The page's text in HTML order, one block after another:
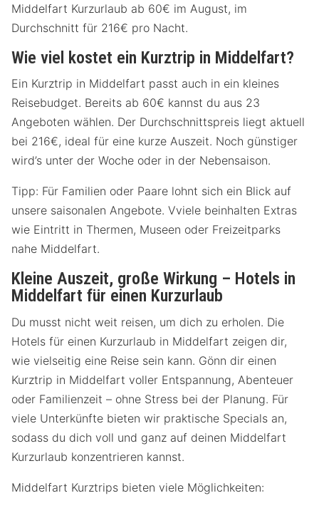
Middelfart Kurzurlaub ab 60€ im August, im
Durchschnitt für 216€ pro Nacht.
Wie viel kostet ein Kurztrip in Middelfart?
Ein Kurztrip in Middelfart passt auch in ein kleines
Reisebudget. Bereits ab 60€ kannst du aus 23
Angeboten wählen. Der Durchschnittspreis liegt aktuell
bei 216€, ideal für eine kurze Auszeit. Noch günstiger
wird’s unter der Woche oder in der Nebensaison.
Tipp: Für Familien oder Paare lohnt sich ein Blick auf
unsere saisonalen Angebote. Vviele beinhalten Extras
wie Eintritt in Thermen, Museen oder Freizeitparks
nahe Middelfart.
Kleine Auszeit, große Wirkung – Hotels in
Middelfart für einen Kurzurlaub
Du musst nicht weit reisen, um dich zu erholen. Die
Hotels für einen Kurzurlaub in Middelfart zeigen dir,
wie vielseitig eine Reise sein kann. Gönn dir einen
Kurztrip in Middelfart voller Entspannung, Abenteuer
oder Familienzeit – ohne Stress bei der Planung. Für
viele Unterkünfte bieten wir praktische Specials an,
sodass du dich voll und ganz auf deinen Middelfart
Kurzurlaub konzentrieren kannst.
Middelfart Kurztrips bieten viele Möglichkeiten: